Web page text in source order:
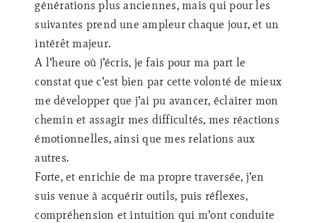
générations plus anciennes, mais qui pour les
suivantes prend une ampleur chaque jour, et un
intérêt majeur.
A l’heure où j’écris, je fais pour ma part le
constat que c’est bien par cette volonté de mieux
me développer que j’ai pu avancer, éclairer mon
chemin et assagir mes difficultés, mes réactions
émotionnelles, ainsi que mes relations aux
autres.
Forte, et enrichie de ma propre traversée, j’en
suis venue à acquérir outils, puis réflexes,
compréhension et intuition qui m’ont conduite